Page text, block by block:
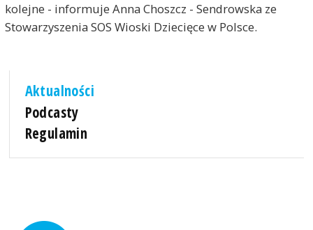
kolejne - informuje Anna Choszcz - Sendrowska ze
Stowarzyszenia SOS Wioski Dziecięce w Polsce.
Aktualności
Podcasty
Regulamin